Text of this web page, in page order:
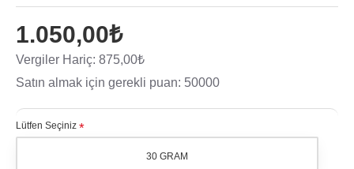
1.050,00₺
Vergiler Hariç: 875,00₺
Satın almak için gerekli puan: 50000
Lütfen Seçiniz
30 GRAM